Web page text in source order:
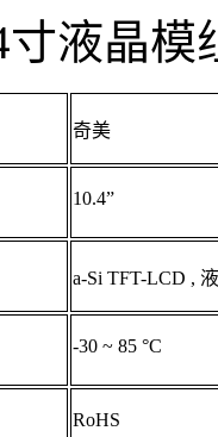
液晶模
奇美
10.4”
a-Si TFT-LCD ,
-30 ~ 85 °C
RoHS